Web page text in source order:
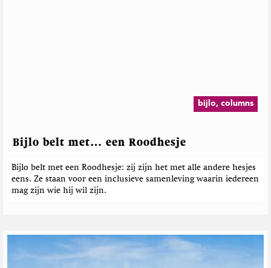
bijlo, columns
Bijlo belt met… een Roodhesje
Bijlo belt met een Roodhesje: zij zijn het met alle andere hesjes
eens. Ze staan voor een inclusieve samenleving waarin iedereen
mag zijn wie hij wil zijn.